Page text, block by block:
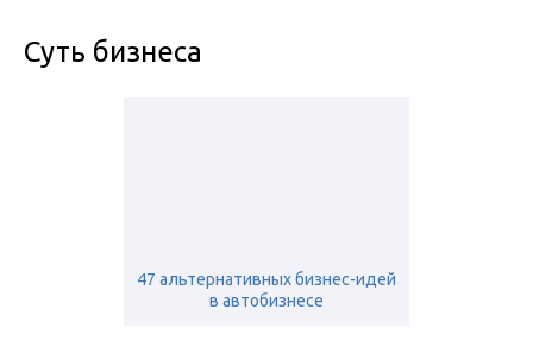
Суть бизнеса
47 альтернативных бизнес-идей
в автобизнесе